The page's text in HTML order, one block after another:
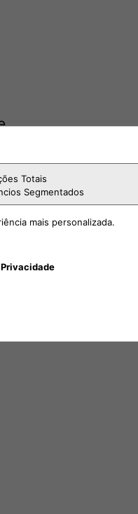
da Pedra
Totais
Segmentados
mais personalizada.